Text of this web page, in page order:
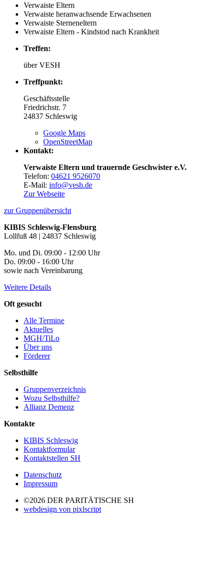
Verwaiste Eltern
Verwaiste heranwachsende Erwachsenen
Verwaiste Sterneneltern
Verwaiste Eltern - Kindstod nach Krankheit
Treffen:
über VESH
Treffpunkt:
Geschäftsstelle
Friedrichstr. 7
24837 Schleswig
Google Maps
OpenStreetMap
Kontakt:
Verwaiste Eltern und trauernde Geschwister e.V.
Telefon: 04621 9526070
E-Mail: info@vesh.de
Zur Webseite
zur Gruppenübersicht
KIBIS Schleswig-Flensburg
Lollfuß 48 | 24837 Schleswig
Mo. und Di. 09:00 - 12:00 Uhr
Do. 09:00 - 16:00 Uhr
sowie nach Vereinbarung
Weitere Details
Oft gesucht
Alle Termine
Aktuelles
MGH/TiLo
Über uns
Förderer
Selbsthilfe
Gruppenverzeichnis
Wozu Selbsthilfe?
Allianz Demenz
Kontakte
KIBIS Schleswig
Kontaktformular
Kontaktstellen SH
Datenschutz
Impressum
©2026 DER PARITÄTISCHE SH
webdesign von pixlscript